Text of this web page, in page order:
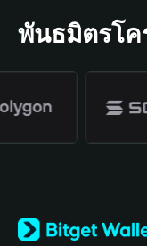
พันธมิตรโค